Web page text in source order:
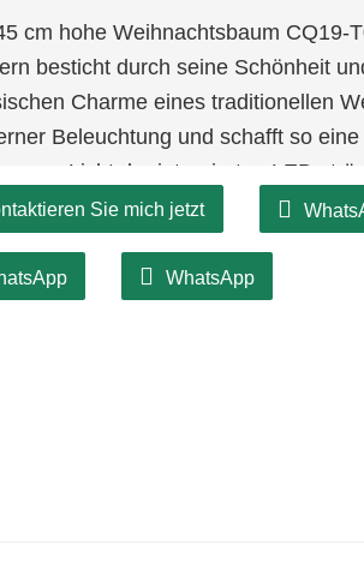
cm hohe Weihnachtsbaum CQ19-
besticht durch seine Schönheit
Charme eines traditionellen
Beleuchtung und schafft so
Licht der integrierten LEDs
zu einem echten Blickfang in
Sie mich jetzt
WhatsApp